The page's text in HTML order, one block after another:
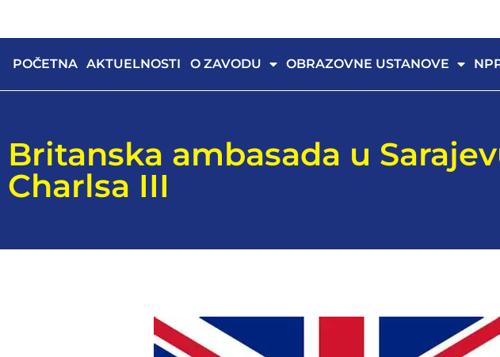
POČETNA AKTUELNOSTI O ZAVODU OBRAZOVNE USTANOVE
Britanska ambasada u
Charlsa III